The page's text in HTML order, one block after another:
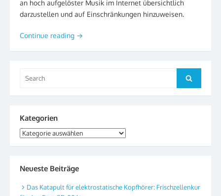
an hoch aufgelöster Musik im Internet übersichtlich
darzustellen und auf Einschränkungen hinzuweisen.
Continue reading →
for:
Search
Kategorien
Kategorien
Neueste Beiträge
Das Katapult für elektrostatische Kopfhörer: Frischzellenkur